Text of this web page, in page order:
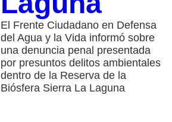
El Frente Ciudadano en Defensa
del Agua y la Vida informó sobre
una denuncia penal presentada
por presuntos delitos ambientales
dentro de la Reserva de la
Biósfera Sierra La Laguna